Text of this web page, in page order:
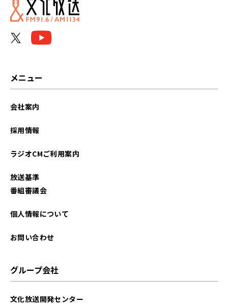
メニュー
会社案内
採用情報
ラジオCMご利用案内
放送基準
番組審議会
個人情報について
お問い合わせ
グループ会社
文化放送開発センター